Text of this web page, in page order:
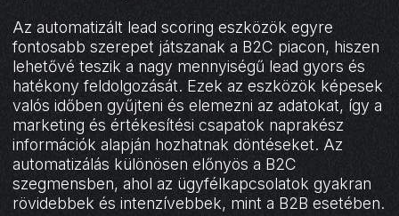
Az automatizált lead scoring eszközök egyre
fontosabb szerepet játszanak a B2C piacon, hiszen
lehetővé teszik a nagy mennyiségű lead gyors és
hatékony feldolgozását. Ezek az eszközök képesek
valós időben gyűjteni és elemezni az adatokat, így a
marketing és értékesítési csapatok naprakész
információk alapján hozhatnak döntéseket. Az
automatizálás különösen előnyös a B2C
szegmensben, ahol az ügyfélkapcsolatok gyakran
rövidebbek és intenzívebbek, mint a B2B esetében.